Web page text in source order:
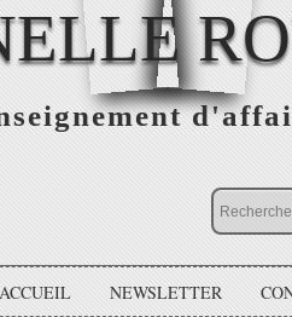
ACCUEIL NEWSLETTER